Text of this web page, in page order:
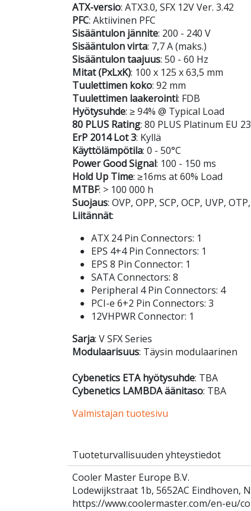
ATX-versio: ATX3.0, SFX 12V Ver. 3.42
PFC: Aktiivinen PFC
Sisääntulon jännite: 200 - 240 V
Sisääntulon virta: 7,7 A (maks.)
Sisääntulon taajuus: 50 - 60 Hz
Mitat (PxLxK): 100 x 125 x 63,5 mm
Tuulettimen koko: 92 mm
Tuulettimen laakerointi: FDB
Hyötysuhde: ≥ 94% @ Typical Load
80 PLUS Rating: 80 PLUS Platinum EU
ErP 2014 Lot 3: Kyllä
Käyttölämpötila: 0 - 50°C
Power Good Signal: 100 - 150 ms
Hold Up Time: ≥16ms at 60% Load
MTBF: > 100 000 h
Suojaus: OVP, OPP, SCP, OCP, UVP,
Liitännät:
ATX 24 Pin Connectors: 1
EPS 4+4 Pin Connectors: 1
EPS 8 Pin Connector: 1
SATA Connectors: 8
Peripheral 4 Pin Connectors: 4
PCI-e 6+2 Pin Connectors: 3
12VHPWR Connector: 1
Sarja: V SFX Series
Modulaarisuus: Täysin modulaarinen
Cybenetics ETA hyötysuhde: TBA
Cybenetics LAMBDA äänitaso: TBA
Valmistajan tuotesivu
Tuoteturvallisuuden yhteystiedot
Cooler Master Europe B.V.
Lodewijkstraat 1b, 5652AC Eindhoven,
https://www.coolermaster.com/en-eu/